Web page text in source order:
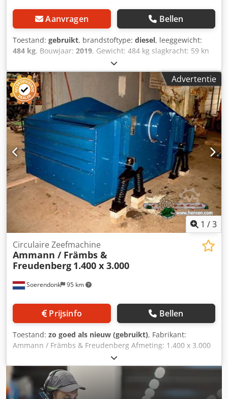
Aanvragen Bellen
Toestand: gebruikt, brandstoftype: diesel, leeggewicht:
484 kg, Bouwjaar: 2019, Gewicht: 484 kg slagkracht: 59 kn
Diesel, 1 cylinder Hatz (1b40)\ Vooruit/ teruguit. Elektrisch
gestart. Breedte plaat: 60 cm Cjdpfxsxw H Hce Ai Tsha Prijs
per stuk: € 3.400,- ex BTW Meerdere op voorraad!Advertentie
1 /3
Soerendonk 95 km
Circulaire Zeefmachine
Ammann / Främbs &
Freudenberg 1.400 x 3.000
Prijsinfo Bellen
Toestand: zo goed als nieuw (gebruikt), Fabrikant:
Ammann / Främbs & Freudenberg Afmeting: 1.400 x 3.000
Inclusief: – Aandrijving – Aandrijfas – Veerelementen
Chodpfxjg Snuto Ai Tsa Zeefmachine is gereviseerd,
gezandstraald en gespoten.